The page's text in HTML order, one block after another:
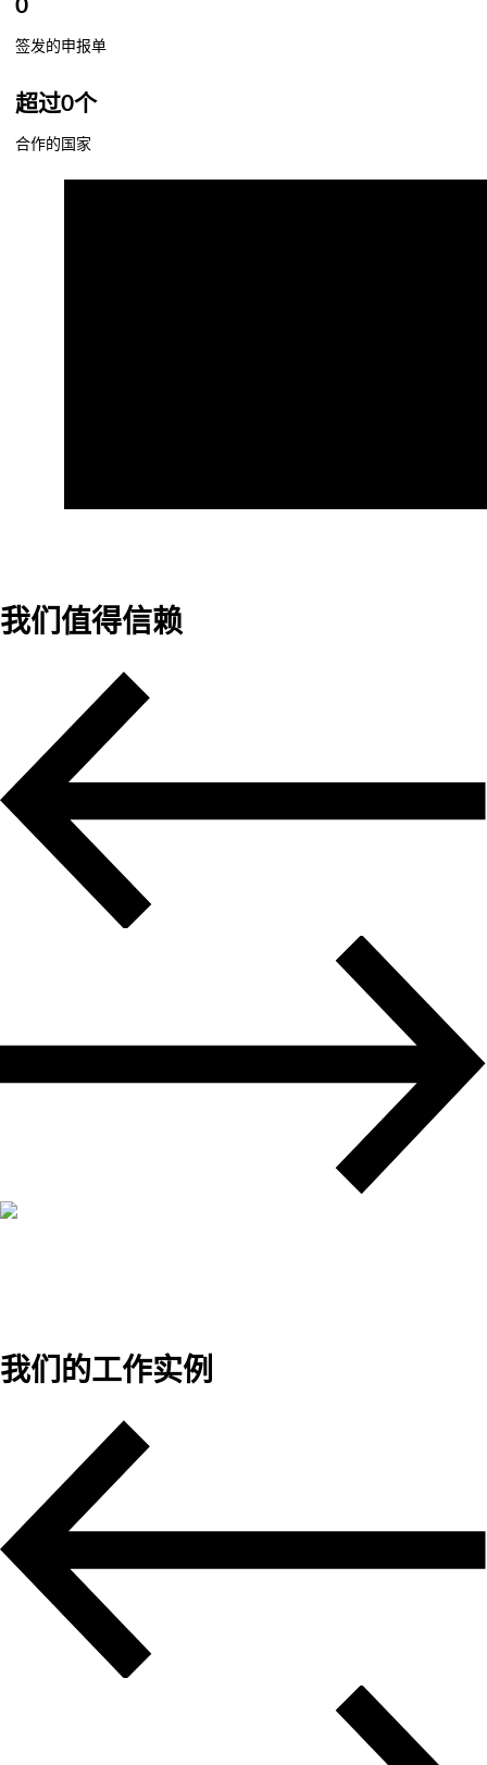
0
签发的申报单
超过0个
合作的国家
我们值得信赖
我们的工作实例